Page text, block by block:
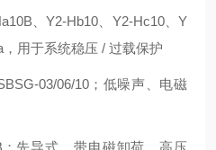
、Y2‑Hb10、Y2‑Hc10、Y
，用于系统稳压 / 过载保护
06/10；低噪声、电磁
先导式、带电磁卸荷，高压